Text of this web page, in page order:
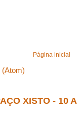
Página inicial
(Atom)
XISTO - 10